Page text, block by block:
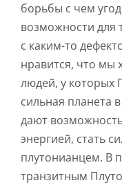
борьбы с чем
возможности для
с каким-то
нравится, что мы
людей, у которых
сильная планета
дают
энергией, стать
плутонианцем. В
транзитным